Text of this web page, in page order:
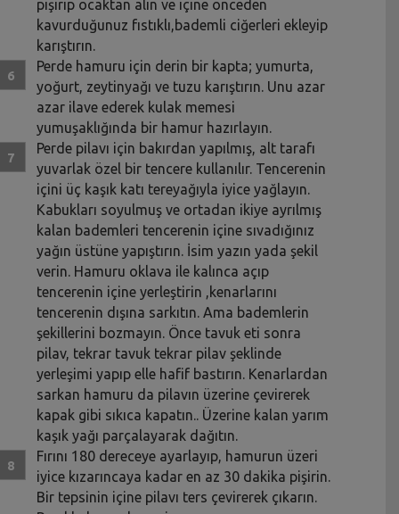
pişirip ocaktan alın ve içine önceden
kavurduğunuz fıstıklı,bademli ciğerleri ekleyip
karıştırın.
Perde hamuru için derin bir kapta; yumurta,
yoğurt, zeytinyağı ve tuzu karıştırın. Unu azar
azar ilave ederek kulak memesi
yumuşaklığında bir hamur hazırlayın.
Perde pilavı için bakırdan yapılmış, alt tarafı
yuvarlak özel bir tencere kullanılır. Tencerenin
içini üç kaşık katı tereyağıyla iyice yağlayın.
Kabukları soyulmuş ve ortadan ikiye ayrılmış
kalan bademleri tencerenin içine sıvadığınız
yağın üstüne yapıştırın. İsim yazın yada şekil
verin. Hamuru oklava ile kalınca açıp
tencerenin içine yerleştirin ,kenarlarını
tencerenin dışına sarkıtın. Ama bademlerin
şekillerini bozmayın. Önce tavuk eti sonra
pilav, tekrar tavuk tekrar pilav şeklinde
yerleşimi yapıp elle hafif bastırın. Kenarlardan
sarkan hamuru da pilavın üzerine çevirerek
kapak gibi sıkıca kapatın.. Üzerine kalan yarım
kaşık yağı parçalayarak dağıtın.
Fırını 180 dereceye ayarlayıp, hamurun üzeri
iyice kızarıncaya kadar en az 30 dakika pişirin.
Bir tepsinin içine pilavı ters çevirerek çıkarın.